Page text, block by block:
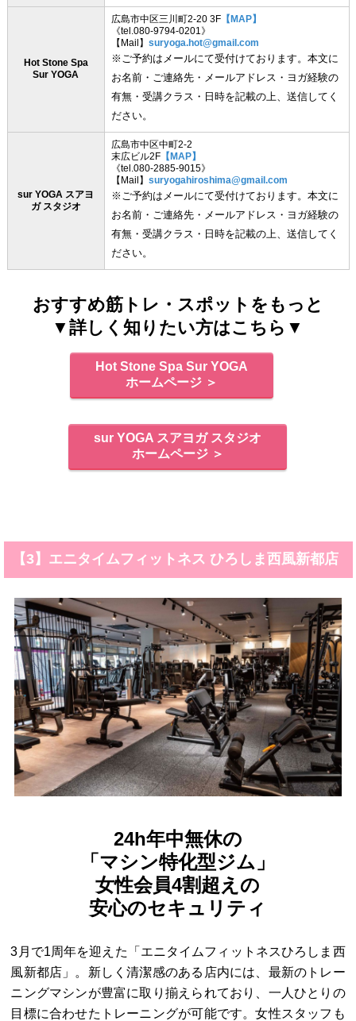
Hot Stone Spa
Sur YOGA
広島市中区三川町2-20 3F 【MAP】
《tel.080-9794-0201》
【Mail】suryoga.hot@gmail.com
※ご予約はメールにて受付けております。本文に
お名前・ご連絡先・メールアドレス・ヨガ経験の
有無・受講クラス・日時を記載の上、送信してく
ださい。
sur YOGA スアヨ
ガ スタジオ
広島市中区中町2-2
末広ビル2F 【MAP】
《tel.080-2885-9015》
【Mail】suryogahiroshima@gmail.com
※ご予約はメールにて受付けております。本文に
お名前・ご連絡先・メールアドレス・ヨガ経験の
有無・受講クラス・日時を記載の上、送信してく
ださい。
おすすめ筋トレ・スポットをもっと
▼詳しく知りたい方はこちら▼
Hot Stone Spa Sur YOGA
ホームページ ＞
sur YOGA スアヨガ スタジオ
ホームページ ＞
【3】エニタイムフィットネス ひろしま西風新都店
24h年中無休の
「マシン特化型ジム」
女性会員4割超えの
安心のセキュリティ
3月で1周年を迎えた「エニタイムフィットネスひろしま西
風新都店」。新しく清潔感のある店内には、最新のトレー
ニングマシンが豊富に取り揃えられており、一人ひとりの
目標に合わせたトレーニングが可能です。女性スタッフも